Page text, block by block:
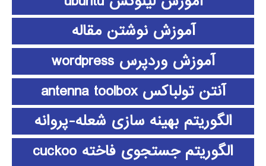
آموزش نوشتن مقاله
آموزش وردپرس wordpress
آنتن تولباکس antenna toolbox
الگوریتم بهینه سازی شعله-پروانه
الگوریتم جستجوی فاخته cuckoo